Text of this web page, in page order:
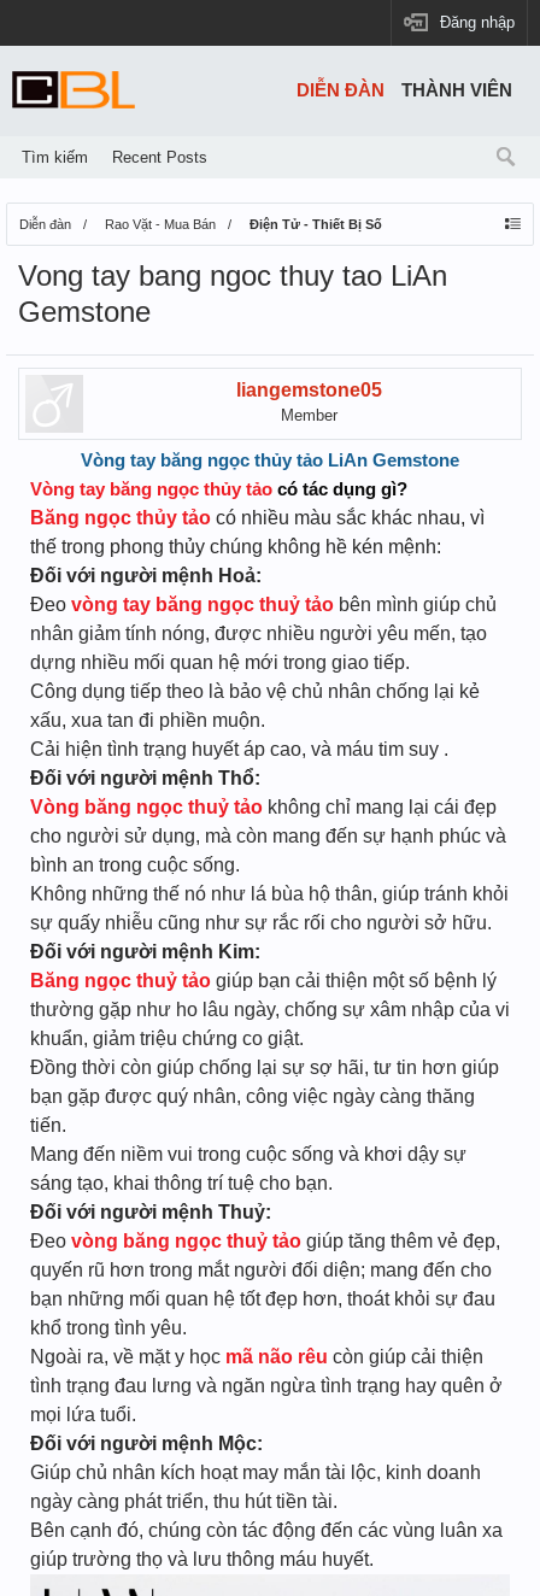
Đăng nhập
Diễn đàn Rao Vặt - Mua Bán Điện Tử - Thiết Bị Số
Vong tay bang ngoc thuy tao LiAn
Gemstone
liangemstone05
Member
Vòng tay băng ngọc thủy tảo LiAn Gemstone
Vòng tay băng ngọc thủy tảo có tác dụng gì?
Băng ngọc thủy tảo có nhiều màu sắc khác nhau, vì
thế trong phong thủy chúng không hề kén mệnh:
Đối với người mệnh Hoả:
Đeo vòng tay băng ngọc thuỷ tảo bên mình giúp chủ
nhân giảm tính nóng, được nhiều người yêu mến, tạo
dựng nhiều mối quan hệ mới trong giao tiếp.
Công dụng tiếp theo là bảo vệ chủ nhân chống lại kẻ
xấu, xua tan đi phiền muộn.
Cải hiện tình trạng huyết áp cao, và máu tim suy .
Đối với người mệnh Thổ:
Vòng băng ngọc thuỷ tảo không chỉ mang lại cái đẹp
cho người sử dụng, mà còn mang đến sự hạnh phúc và
bình an trong cuộc sống.
Không những thế nó như lá bùa hộ thân, giúp tránh khỏi
sự quấy nhiễu cũng như sự rắc rối cho người sở hữu.
Đối với người mệnh Kim:
Băng ngọc thuỷ tảo giúp bạn cải thiện một số bệnh lý
thường gặp như ho lâu ngày, chống sự xâm nhập của vi
khuẩn, giảm triệu chứng co giật.
Đồng thời còn giúp chống lại sự sợ hãi, tư tin hơn giúp
bạn gặp được quý nhân, công việc ngày càng thăng
tiến.
Mang đến niềm vui trong cuộc sống và khơi dậy sự
sáng tạo, khai thông trí tuệ cho bạn.
Đối với người mệnh Thuỷ:
Đeo vòng băng ngọc thuỷ tảo giúp tăng thêm vẻ đẹp,
quyến rũ hơn trong mắt người đối diện; mang đến cho
bạn những mối quan hệ tốt đẹp hơn, thoát khỏi sự đau
khổ trong tình yêu.
Ngoài ra, về mặt y học mã não rêu còn giúp cải thiện
tình trạng đau lưng và ngăn ngừa tình trạng hay quên ở
mọi lứa tuổi.
Đối với người mệnh Mộc:
Giúp chủ nhân kích hoạt may mắn tài lộc, kinh doanh
ngày càng phát triển, thu hút tiền tài.
Bên cạnh đó, chúng còn tác động đến các vùng luân xa
giúp trường thọ và lưu thông máu huyết.
DIỄN ĐÀN
Tìm kiếm Recent Posts
THÀNH VIÊN